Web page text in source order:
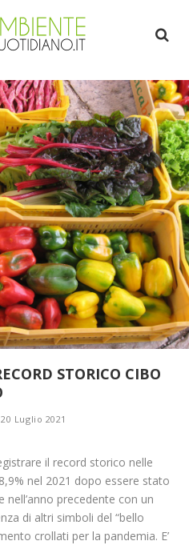
STORICO CIBO
20 Luglio 2021
il record storico nelle
nel 2021 dopo essere stato
nell’anno precedente con un
di altri simboli del “bello
crollati per la pandemia. E’